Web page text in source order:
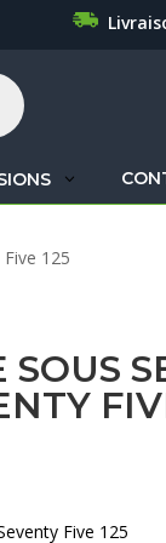
125
Five 125